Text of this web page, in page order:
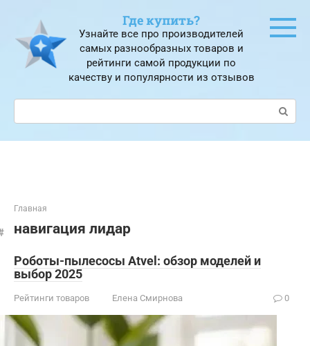
контенту
Где купить?
Узнайте все про производителей
самых разнообразных товаров и
рейтинги самой продукции по
качеству и популярности из отзывов
Поиск:
Главная
навигация лидар
Роботы-пылесосы Atvel: обзор моделей и
выбор 2025
Рейтинги товаров Елена Смирнова 0